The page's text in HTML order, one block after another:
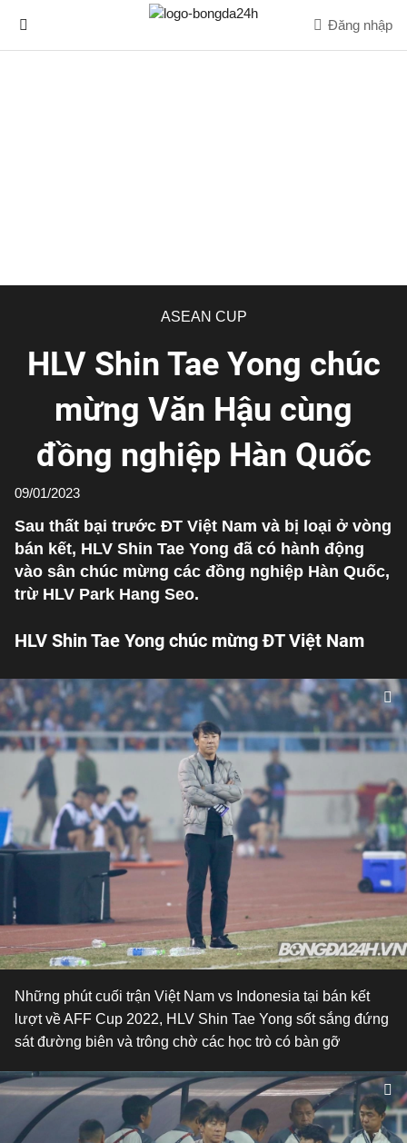
Đăng nhập
ASEAN CUP
HLV Shin Tae Yong chúc
mừng Văn Hậu cùng
đồng nghiệp Hàn Quốc
09/01/2023
Sau thất bại trước ĐT Việt Nam và bị loại ở vòng
bán kết, HLV Shin Tae Yong đã có hành động
vào sân chúc mừng các đồng nghiệp Hàn Quốc,
trừ HLV Park Hang Seo.
HLV Shin Tae Yong chúc mừng ĐT Việt Nam
Những phút cuối trận Việt Nam vs Indonesia tại bán kết
lượt về AFF Cup 2022, HLV Shin Tae Yong sốt sắng đứng
sát đường biên và trông chờ các học trò có bàn gỡ